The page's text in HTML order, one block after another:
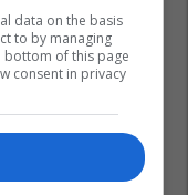
data on the basis
to by managing
bottom of this page
consent in privacy